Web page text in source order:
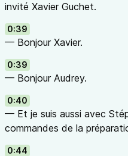
invité Xavier Guchet.
0:39
— Bonjour Xavier.
0:39
— Bonjour Audrey.
0:40
— Et je suis aussi avec
commandes de la
0:44